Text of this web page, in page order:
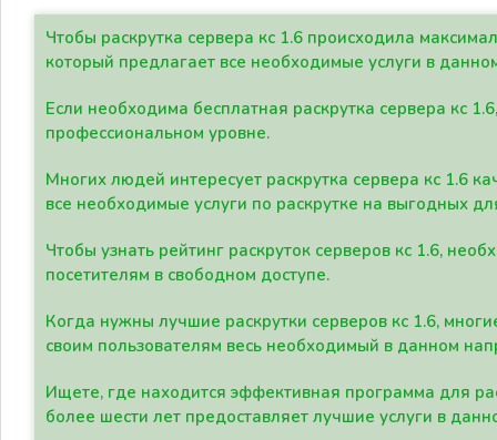
Чтобы раскрутка сервера кс 1.6 происходила
который предлагает все необходимые услуги в
Если необходима бесплатная раскрутка сервера кс
профессиональном уровне.
Многих людей интересует раскрутка сервера кс 1.6
все необходимые услуги по раскрутке на выгодных
Чтобы узнать рейтинг раскруток серверов кс 1.6,
посетителям в свободном доступе.
Когда нужны лучшие раскрутки серверов кс 1.6,
своим пользователям весь необходимый в данном
Ищете, где находится эффективная программа для
более шести лет предоставляет лучшие услуги в